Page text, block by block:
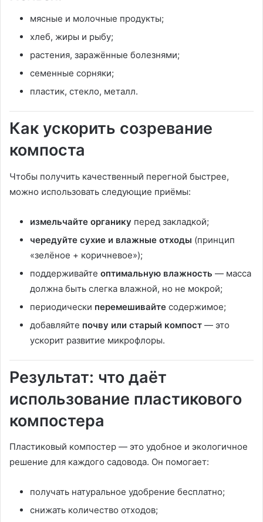
мясные и молочные продукты;
хлеб, жиры и рыбу;
растения, заражённые болезнями;
семенные сорняки;
пластик, стекло, металл.
Как ускорить созревание
компоста
Чтобы получить качественный перегной быстрее,
можно использовать следующие приёмы:
измельчайте органику перед закладкой;
чередуйте сухие и влажные отходы (принцип
«зелёное + коричневое»);
поддерживайте оптимальную влажность — масса
должна быть слегка влажной, но не мокрой;
периодически перемешивайте содержимое;
добавляйте почву или старый компост — это
ускорит развитие микрофлоры.
Результат: что даёт
использование пластикового
компостера
Пластиковый компостер — это удобное и экологичное
решение для каждого садовода. Он помогает:
получать натуральное удобрение бесплатно;
снижать количество отходов;